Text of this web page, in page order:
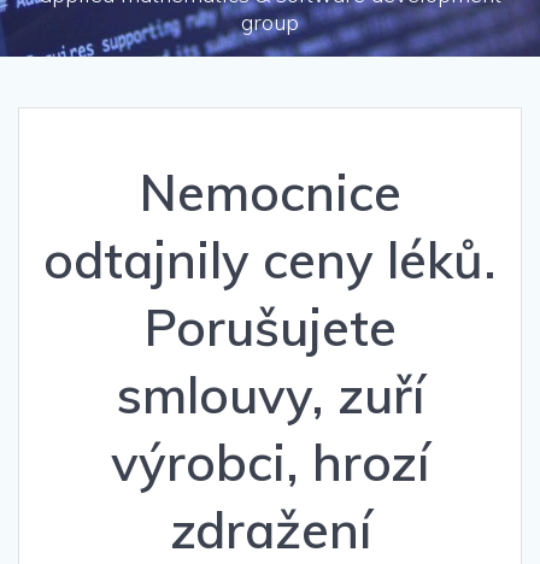
group
Nemocnice
odtajnily ceny léků.
Porušujete
smlouvy, zuří
výrobci, hrozí
zdražení